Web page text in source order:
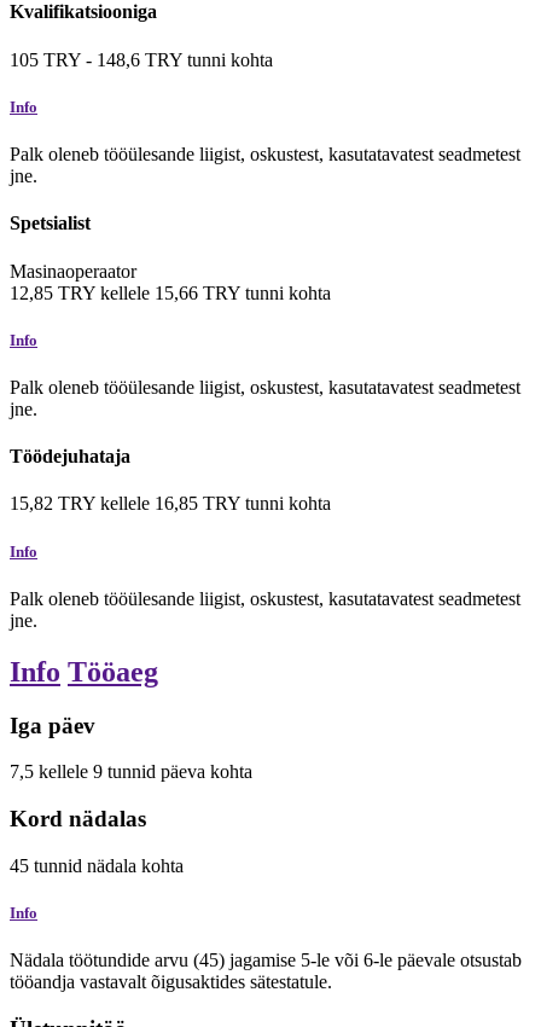
Kvalifikatsiooniga
105 TRY - 148,6 TRY tunni kohta
Info
Palk oleneb tööülesande liigist, oskustest, kasutatavatest seadmetest
jne.
Spetsialist
Masinaoperaator
12,85 TRY kellele 15,66 TRY tunni kohta
Info
Palk oleneb tööülesande liigist, oskustest, kasutatavatest seadmetest
jne.
Töödejuhataja
15,82 TRY kellele 16,85 TRY tunni kohta
Info
Palk oleneb tööülesande liigist, oskustest, kasutatavatest seadmetest
jne.
Info Tööaeg
Iga päev
7,5 kellele 9 tunnid päeva kohta
Kord nädalas
45 tunnid nädala kohta
Info
Nädala töötundide arvu (45) jagamise 5-le või 6-le päevale otsustab
tööandja vastavalt õigusaktides sätestatule.